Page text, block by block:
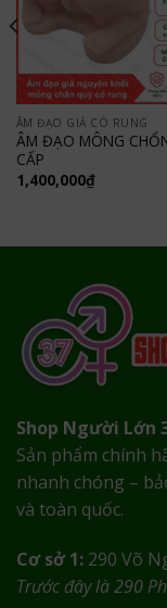
ÂM ĐẠO GIẢ CÓ RUNG
ÂM ĐẠO MÔNG
CẤP
1,400,000₫
Shop Người Lớn
Sản phẩm chính
nhanh chóng –
và toàn quốc.
Cơ sở 1: 290 Võ
Trước đây là 290